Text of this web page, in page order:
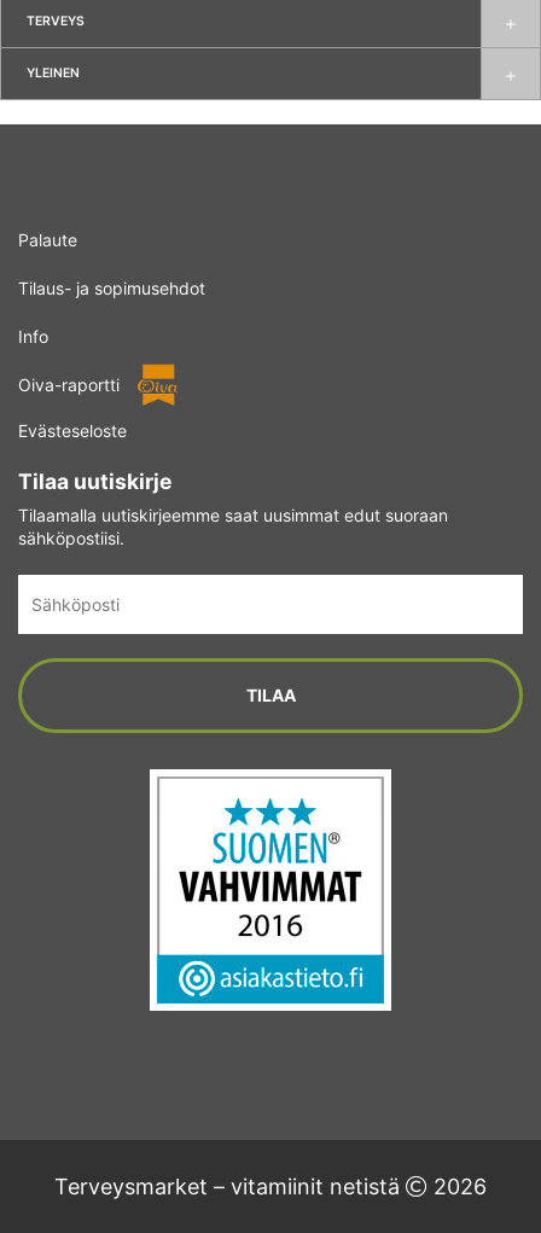
TERVEYS
YLEINEN
Palaute
Tilaus- ja sopimusehdot
Info
Oiva-raportti
Evästeseloste
Tilaa uutiskirje
Tilaamalla uutiskirjeemme saat uusimmat edut suoraan
sähköpostiisi.
Terveysmarket – vitamiinit netistä 2026